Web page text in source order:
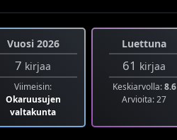
Vuosi 2026
7 kirjaa
Viimeisin:
Okaruusujen
valtakunta
Luettuna
61 kirjaa
Keskiarvolla:8.6
Arvioita: 27